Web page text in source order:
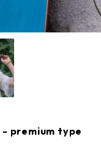
- premium type